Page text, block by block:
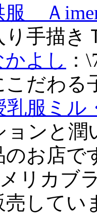
服 Ａ
り手描き
よし
こだわる
乳服ミル
ョンと潤
のお店で
メリカブ
売して